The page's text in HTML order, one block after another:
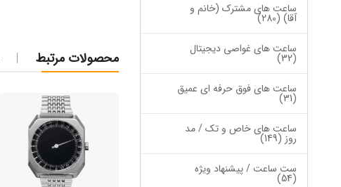
ساعت های مشترک (خانم و
آقا) (280)
ساعت های غواصی دیجیتال
(32)
ساعت های فوق حرفه ای عمیق
(31)
ساعت های خاص و تک / مد
روز (149)
ست ساعت / پیشنهاد ویژه
(54)
محصولات مرتبط